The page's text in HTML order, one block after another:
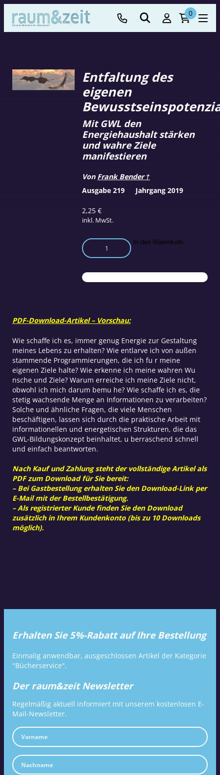
0
Entfaltung des
eigenen
2,25€
inkl. MwSt.
Mit GWL den
Energiehaushalt stärken
und wahre Ziele
manifestieren
Von Frank Bender †
Entfaltung
des
Bewusstseinspotenzials
Menge
In den Warenkorb
Ausgabe 219 Jahrgang 2019
PDF-Download-Artikel – Vorschau:
Wie schaffe ich es, immer genug Energie zur Gestaltung
meines Lebens zu erhalten? Wie entlarve ich von außen
stammende Programmierungen, die ich fu r meine
eigenen Ziele halte? Wie erkenne ich meine wahren Wu
nsche und Ziele? Warum erreiche ich meine Ziele nicht,
obwohl ich mich darum bemu he? Wie schaffe ich es, die
stetig wachsende Menge an Informationen zu verarbeiten?
Solche und ähnliche Fragen, die viele Menschen
beschäftigen, lassen sich durch die praktische Arbeit mit
informationellen und energetischen Strukturen, die das
GWL-Bildungskonzept beinhaltet, u berraschend schnell
und einfach beantworten.
Nach Kauf und Zahlung steht der vollständige Artikel als
PDF zum Download für Sie bereit:
– Bei Gastbestellung erhalten Sie den Download-Link per
E-Mail mit der Bestellbestätigung.
– Als registrierter Kunde finden Sie den Download
zusätzlich in Ihrem Kundenkonto (bis zu 10 Downloads
möglich).
Erhalten Sie 5%-Rabatt auf Ihre Bestellung
Einmalig anwendbar, ausgeschlossen Artikel der Kategorie
"Bücherservice".
Der raum&zeit Newsletter
Regelmäßig aktuell informiert mit unserem kostenlosen E-
Mail-Newsletter.